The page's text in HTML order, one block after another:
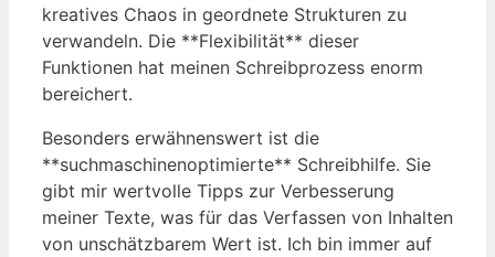
kreatives Chaos in geordnete Strukturen zu
verwandeln. Die **Flexibilität** dieser
Funktionen hat meinen Schreibprozess enorm
bereichert.
Besonders erwähnenswert ist die
**suchmaschinenoptimierte** Schreibhilfe. Sie
gibt mir wertvolle Tipps zur Verbesserung
meiner Texte, was für das Verfassen von Inhalten
von unschätzbarem Wert ist. Ich bin immer auf